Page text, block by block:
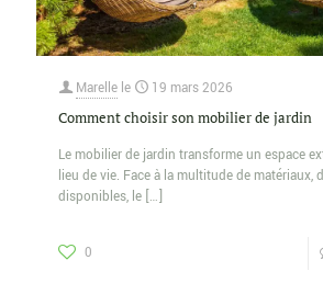
Marelle le 19 mars 2026
Comment choisir son mobilier de jardin
Le mobilier de jardin transforme un espace
lieu de vie. Face à la multitude de matériaux,
disponibles, le […]
0